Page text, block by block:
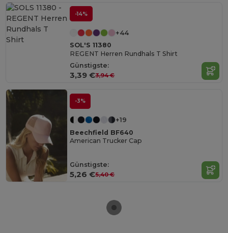
-14%
+44
SOL'S 11380
REGENT Herren Rundhals T Shirt
Günstigste:
3,39 €3,94 €
-3%
+19
Beechfield BF640
American Trucker Cap
Günstigste:
5,26 €5,40 €